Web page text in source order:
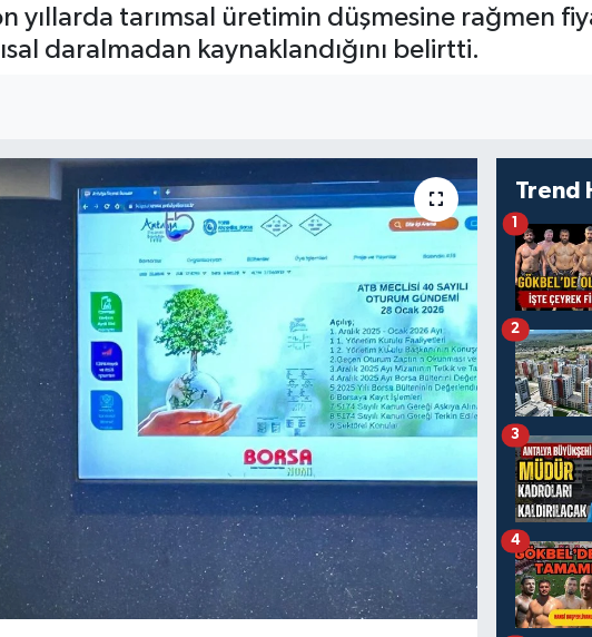
yıllarda tarımsal üretimin düşmesine rağmen
daralmadan kaynaklandığını belirtti.
Trend
1
2
3
4